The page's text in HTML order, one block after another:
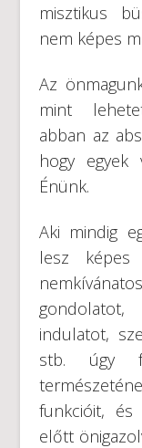
misztikus
nem képes
Az
mint
abban az
hogy egyek
Énünk.
Aki mindig
lesz képes
gondolatot,
indulatot,
stb. úgy
funkcióit,
előtt